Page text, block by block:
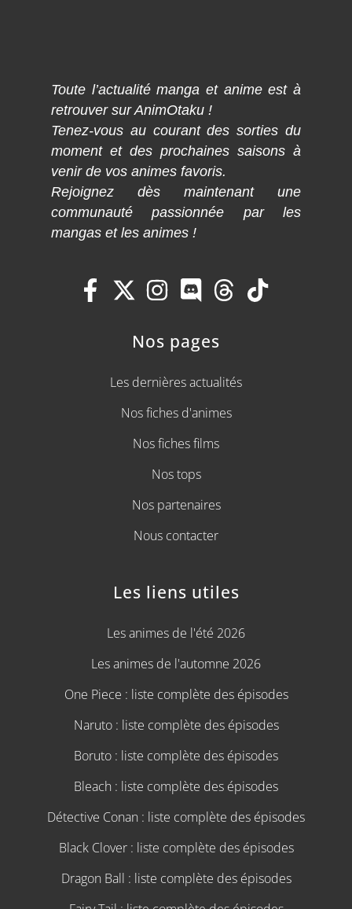
Toute l’actualité manga et anime est à
retrouver sur AnimOtaku !
Tenez-vous au courant des sorties du
moment et des prochaines saisons à
venir de vos animes favoris.
Rejoignez dès maintenant une
communauté passionnée par les
mangas et les animes !
Nos pages
Les dernières actualités
Nos fiches d'animes
Nos fiches films
Nos tops
Nos partenaires
Nous contacter
Les liens utiles
Les animes de l'été 2026
Les animes de l'automne 2026
One Piece : liste complète des épisodes
Naruto : liste complète des épisodes
Boruto : liste complète des épisodes
Bleach : liste complète des épisodes
Détective Conan : liste complète des épisodes
Black Clover : liste complète des épisodes
Dragon Ball : liste complète des épisodes